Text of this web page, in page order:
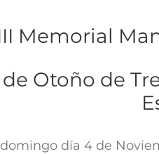
Memorial
Otoño de
día 4 de